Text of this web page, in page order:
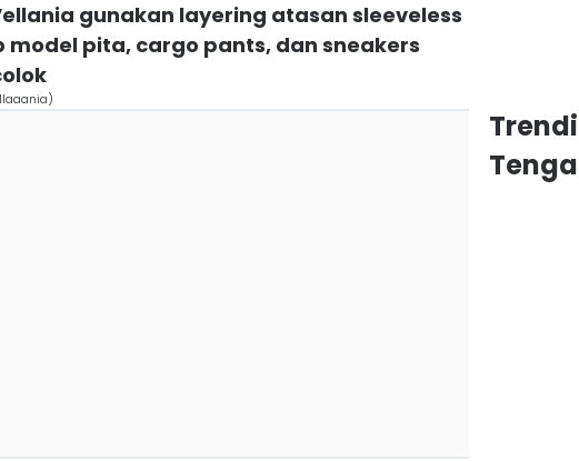
gunakan layering atasan sleeveless
pita, cargo pants, dan sneakers